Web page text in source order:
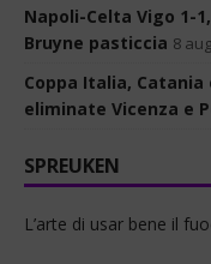
Napoli-Celta Vigo 1-
Bruyne pasticcia 8
Coppa Italia,
eliminate Vicenza e
SPREUKEN
L’arte di usar bene il